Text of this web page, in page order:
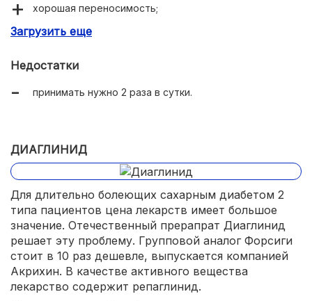
хорошая переносимость;
бережет почки и поджелудочную железу.
Загрузить еще
Недостатки
принимать нужно 2 раза в сутки.
ДИАГЛИНИД
Для длительно болеющих сахарным диабетом 2
типа пациентов цена лекарств имеет большое
значение. Отечественный прерапрат Диаглинид
решает эту проблему. Групповой аналог Форсиги
стоит в 10 раз дешевле, выпускается компанией
Акрихин. В качестве активного вещества
лекарство содержит репаглинид.